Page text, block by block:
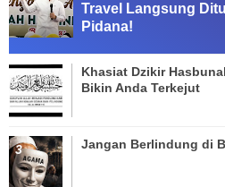
Travel Langsung
Pidana!
Khasiat Dzikir
Bikin Anda Terkejut
Jangan Berlindung di